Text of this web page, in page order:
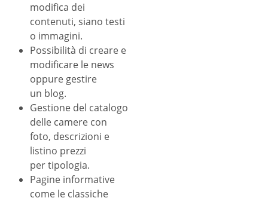
modifica dei
contenuti, siano testi
o immagini.
Possibilità di creare e
modificare le news
oppure gestire
un blog.
Gestione del catalogo
delle camere con
foto, descrizioni e
listino prezzi
per tipologia.
Pagine informative
come le classiche